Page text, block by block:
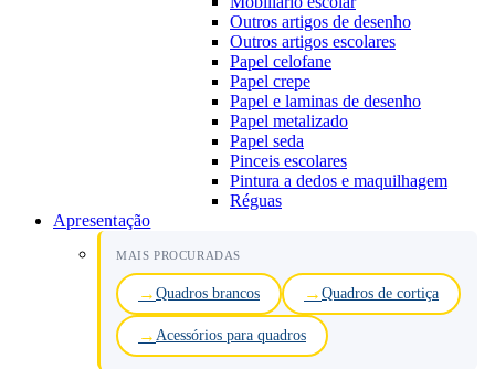
Outros artigos de desenho
Outros artigos escolares
Papel celofane
Papel crepe
Papel e laminas de desenho
Papel metalizado
Papel seda
Pinceis escolares
Pintura a dedos e maquilhagem
Réguas
Apresentação
MAIS PROCURADAS
Quadros brancos Quadros de cortiça
Acessórios para quadros